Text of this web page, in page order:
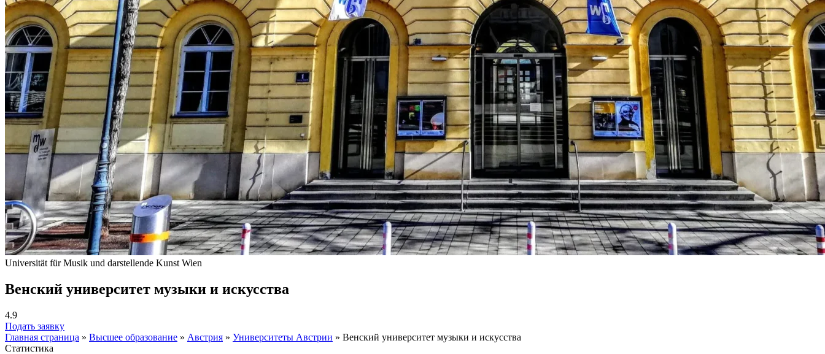
Universität für Musik und darstellende Kunst Wien
Венский университет музыки и искусства
4.9
Подать заявку
Главная страница » Высшее образование » Австрия » Университеты Австрии » Венский университет музыки и искусства
Статистика